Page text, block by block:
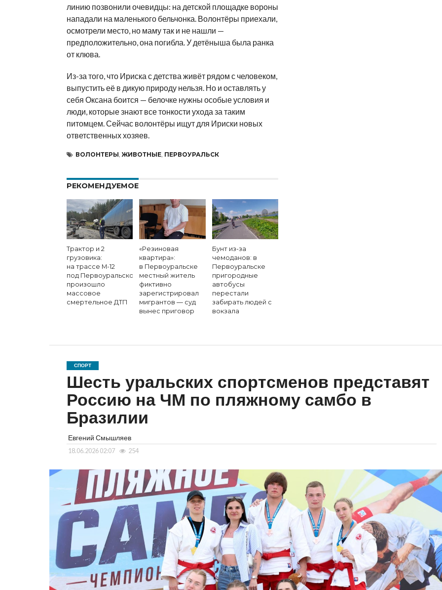
линию позвонили очевидцы: на детской площадке вороны
нападали на маленького бельчонка. Волонтёры приехали,
осмотрели место, но маму так и не нашли —
предположительно, она погибла. У детёныша была ранка
от клюва.
Из-за того, что Ириска с детства живёт рядом с человеком,
выпустить её в дикую природу нельзя. Но и оставлять у
себя Оксана боится — белочке нужны особые условия и
люди, которые знают все тонкости ухода за таким
питомцем. Сейчас волонтёры ищут для Ириски новых
ответственных хозяев.
ВОЛОНТЕРЫ, ЖИВОТНЫЕ, ПЕРВОУРАЛЬСК
РЕКОМЕНДУЕМОЕ
Трактор и 2
грузовика:
на трассе М-12
под Первоуральском
произошло
массовое
смертельное ДТП
«Резиновая
квартира»:
в Первоуральске
местный житель
фиктивно
зарегистрировал
мигрантов — суд
вынес приговор
Бунт из-за
чемоданов: в
Первоуральске
пригородные
автобусы
перестали
забирать людей с
вокзала
СПОРТ
Шесть уральских спортсменов представят
Россию на ЧМ по пляжному самбо в
Бразилии
Евгений Смышляев
18.06.2026 02:07 254